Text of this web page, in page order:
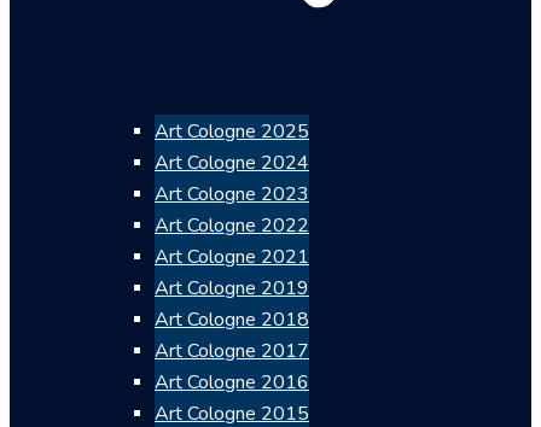
Art Cologne 2025
Art Cologne 2024
Art Cologne 2023
Art Cologne 2022
Art Cologne 2021
Art Cologne 2019
Art Cologne 2018
Art Cologne 2017
Art Cologne 2016
Art Cologne 2015